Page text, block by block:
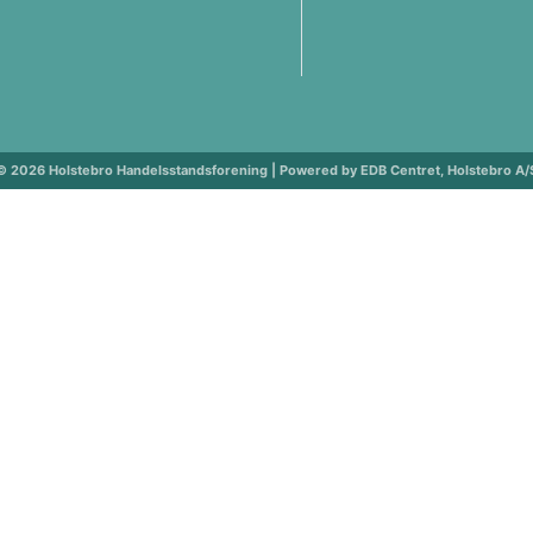
2026 Holstebro Handelsstandsforening | Powered by EDB Centret, Holstebro A/